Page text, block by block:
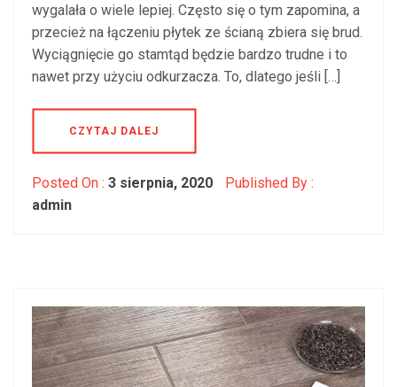
wygalała o wiele lepiej. Często się o tym zapomina, a
przecież na łączeniu płytek ze ścianą zbiera się brud.
Wyciągnięcie go stamtąd będzie bardzo trudne i to
nawet przy użyciu odkurzacza. To, dlatego jeśli […]
CZYTAJ DALEJ
Posted On : 3 sierpnia, 2020
Published By :
admin